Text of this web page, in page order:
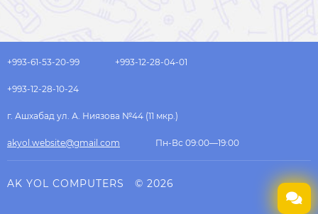
+993-61-53-20-99 +993-12-28-04-01
+993-12-28-10-24
г. Ашхабад ул. А. Ниязова №44 (11 мкр.)
akyol.website@gmail.com Пн-Вс 09:00—19:00
AK YOL COMPUTERS © 2026